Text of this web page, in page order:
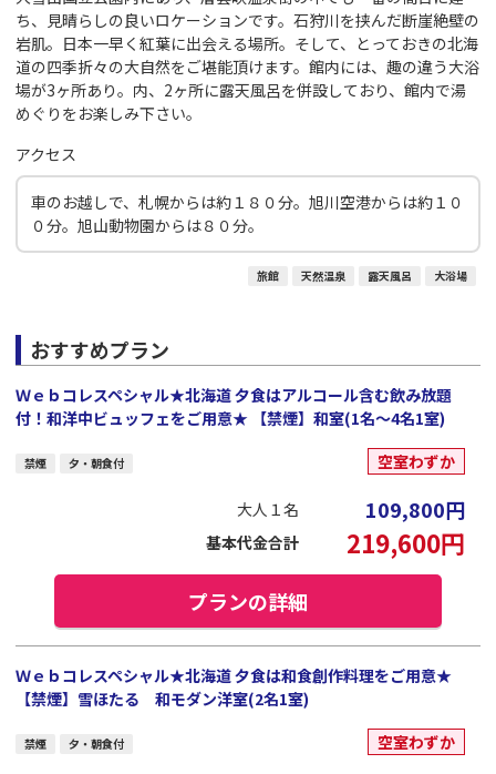
ち、見晴らしの良いロケーションです。石狩川を挟んだ断崖絶壁の
岩肌。日本一早く紅葉に出会える場所。そして、とっておきの北海
道の四季折々の大自然をご堪能頂けます。館内には、趣の違う大浴
場が3ヶ所あり。内、2ヶ所に露天風呂を併設しており、館内で湯
めぐりをお楽しみ下さい。
アクセス
車のお越しで、札幌からは約１８０分。旭川空港からは約１０
０分。旭山動物園からは８０分。
旅館 天然温泉 露天風呂 大浴場
おすすめプラン
Ｗｅｂコレスペシャル★北海道 夕食はアルコール含む飲み放題
付！和洋中ビュッフェをご用意★ 【禁煙】和室(1名～4名1室)
禁煙 夕・朝食付 空室わずか
大人１名 109,800円
基本代金合計 219,600円
プランの詳細
Ｗｅｂコレスペシャル★北海道 夕食は和食創作料理をご用意★
【禁煙】雪ほたる 和モダン洋室(2名1室)
禁煙 夕・朝食付 空室わずか